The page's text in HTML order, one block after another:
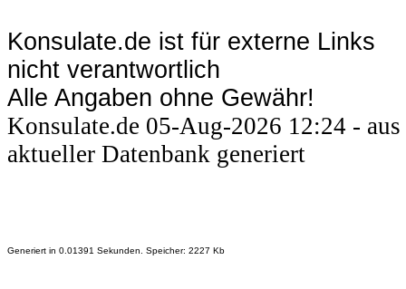
Konsulate.de ist für externe Links
nicht verantwortlich
Alle Angaben ohne Gewähr!
Konsulate.de 05-Aug-2026 12:24 - aus
aktueller Datenbank generiert
Generiert in 0.01391 Sekunden. Speicher: 2227 Kb